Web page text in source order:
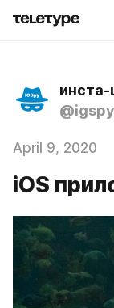
инста-
April 9, 2020
iOS